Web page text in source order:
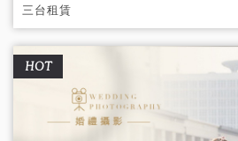
三台租賃
HOT